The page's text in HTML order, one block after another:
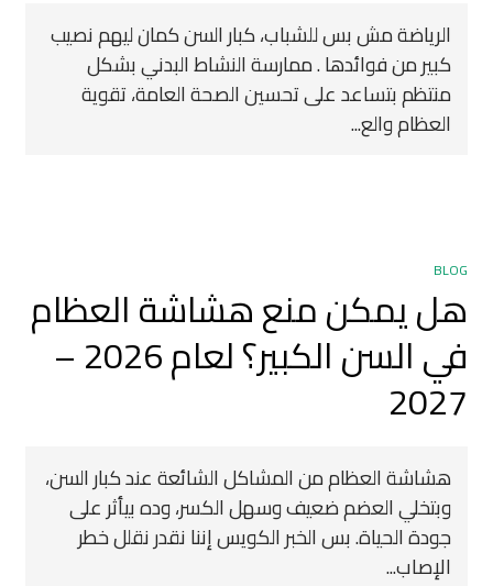
الرياضة مش بس للشباب، كبار السن كمان ليهم نصيب
كبير من فوائدها . ممارسة النشاط البدني بشكل
منتظم بتساعد على تحسين الصحة العامة، تقوية
العظام والع...
BLOG
هل يمكن منع هشاشة العظام
في السن الكبير؟ لعام 2026 –
2027
هشاشة العظام من المشاكل الشائعة عند كبار السن،
وبتخلي العضم ضعيف وسهل الكسر، وده بيأثر على
جودة الحياة. بس الخبر الكويس إننا نقدر نقلل خطر
الإصاب...